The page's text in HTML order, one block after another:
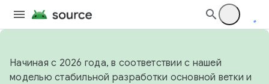
Начиная с 2026 года, в соответствии с нашей
моделью стабильной разработки основной ветки и